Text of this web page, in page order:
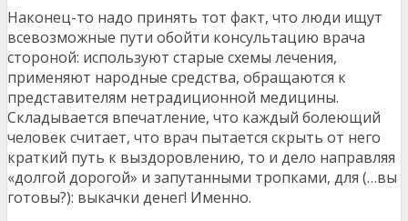
Наконец-то надо принять тот факт, что люди ищут
всевозможные пути обойти консультацию врача
стороной: используют старые схемы лечения,
применяют народные средства, обращаются к
представителям нетрадиционной медицины.
Складывается впечатление, что каждый болеющий
человек считает, что врач пытается скрыть от него
краткий путь к выздоровлению, то и дело направляя
«долгой дорогой» и запутанными тропками, для (…вы
готовы?): выкачки денег! Именно.